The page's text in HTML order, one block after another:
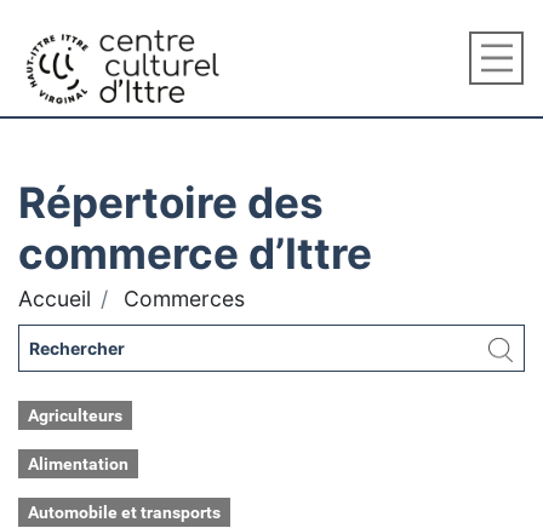
Répertoire des
commerce d’Ittre
Accueil Commerces
Agriculteurs
Alimentation
Automobile et transports